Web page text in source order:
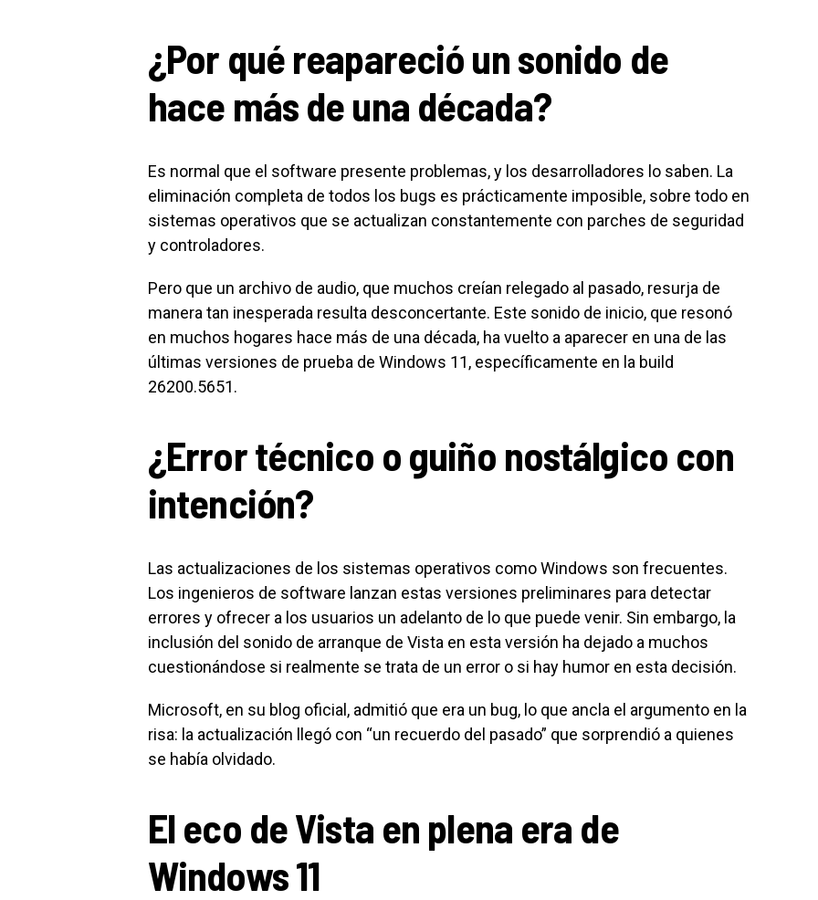
¿Por qué reapareció un sonido de
hace más de una década?
Es normal que el software presente problemas, y los desarrolladores lo saben. La
eliminación completa de todos los bugs es prácticamente imposible, sobre todo en
sistemas operativos que se actualizan constantemente con parches de seguridad
y controladores.
Pero que un archivo de audio, que muchos creían relegado al pasado, resurja de
manera tan inesperada resulta desconcertante. Este sonido de inicio, que resonó
en muchos hogares hace más de una década, ha vuelto a aparecer en una de las
últimas versiones de prueba de Windows 11, específicamente en la build
26200.5651.
¿Error técnico o guiño nostálgico con
intención?
Las actualizaciones de los sistemas operativos como Windows son frecuentes.
Los ingenieros de software lanzan estas versiones preliminares para detectar
errores y ofrecer a los usuarios un adelanto de lo que puede venir. Sin embargo, la
inclusión del sonido de arranque de Vista en esta versión ha dejado a muchos
cuestionándose si realmente se trata de un error o si hay humor en esta decisión.
Microsoft, en su blog oficial, admitió que era un bug, lo que ancla el argumento en la
risa: la actualización llegó con “un recuerdo del pasado” que sorprendió a quienes
se había olvidado.
El eco de Vista en plena era de
Windows 11